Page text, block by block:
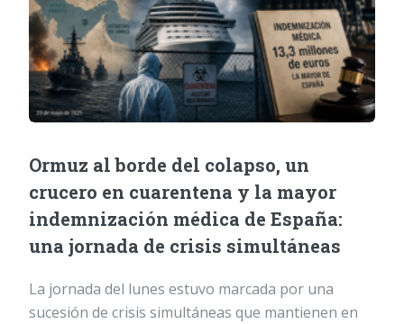
Ormuz al borde del colapso, un
crucero en cuarentena y la mayor
indemnización médica de España:
una jornada de crisis simultáneas
La jornada del lunes estuvo marcada por una
sucesión de crisis simultáneas que mantienen en